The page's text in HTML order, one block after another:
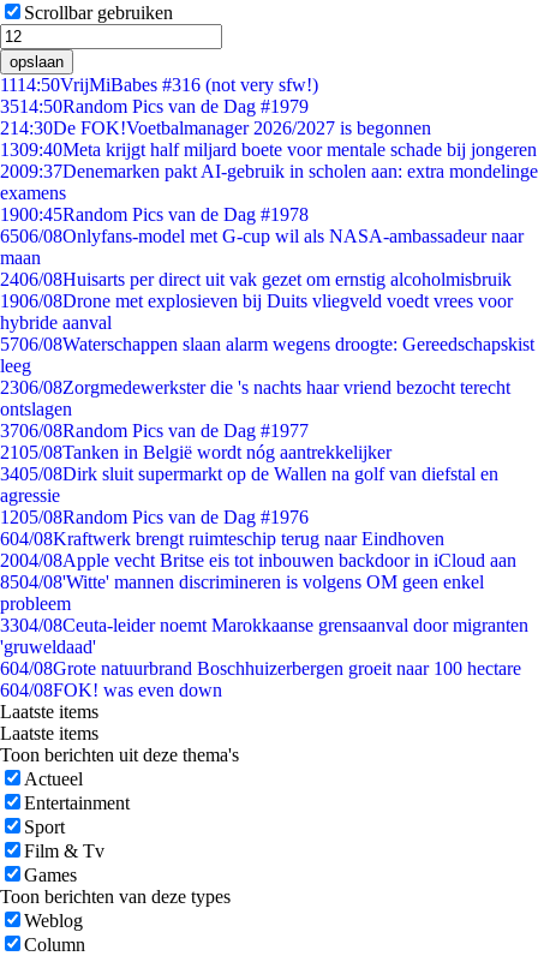
Scrollbar gebruiken
opslaan
1114:50VrijMiBabes #316 (not very sfw!)
3514:50Random Pics van de Dag #1979
214:30De FOK!Voetbalmanager 2026/2027 is begonnen
1309:40Meta krijgt half miljard boete voor mentale schade bij jongeren
2009:37Denemarken pakt AI-gebruik in scholen aan: extra mondelinge
examens
1900:45Random Pics van de Dag #1978
6506/08Onlyfans-model met G-cup wil als NASA-ambassadeur naar
maan
2406/08Huisarts per direct uit vak gezet om ernstig alcoholmisbruik
1906/08Drone met explosieven bij Duits vliegveld voedt vrees voor
hybride aanval
5706/08Waterschappen slaan alarm wegens droogte: Gereedschapskist
leeg
2306/08Zorgmedewerkster die 's nachts haar vriend bezocht terecht
ontslagen
3706/08Random Pics van de Dag #1977
2105/08Tanken in België wordt nóg aantrekkelijker
3405/08Dirk sluit supermarkt op de Wallen na golf van diefstal en
agressie
1205/08Random Pics van de Dag #1976
604/08Kraftwerk brengt ruimteschip terug naar Eindhoven
2004/08Apple vecht Britse eis tot inbouwen backdoor in iCloud aan
8504/08'Witte' mannen discrimineren is volgens OM geen enkel
probleem
3304/08Ceuta-leider noemt Marokkaanse grensaanval door migranten
'gruweldaad'
604/08Grote natuurbrand Boschhuizerbergen groeit naar 100 hectare
604/08FOK! was even down
Laatste items
Laatste items
Toon berichten uit deze thema's
Actueel
Entertainment
Sport
Film & Tv
Games
Toon berichten van deze types
Weblog
Column